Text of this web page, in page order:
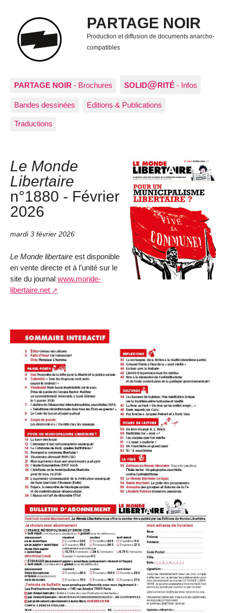
PARTAGE NOIR
Production et diffusion de documents anarcho-
compatibles
PARTAGE NOIR - Brochures SOLID@RITÉ - Infos
Bandes dessinées Editions & Publications
Traductions
Le Monde
Libertaire
n°1880 - Février
2026
mardi 3 février 2026
Le Monde libertaire est disponible
en vente directe et à l’unité sur le
site du journal www.monde-
libertaire.net